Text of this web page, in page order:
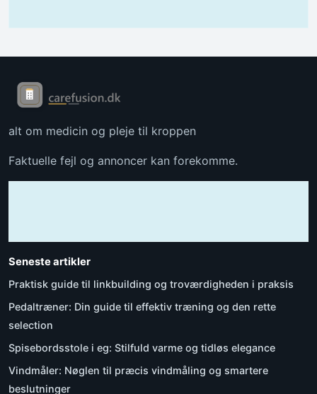
alt om medicin og pleje til kroppen
Faktuelle fejl og annoncer kan forekomme.
Seneste artikler
Praktisk guide til linkbuilding og troværdigheden i praksis
Pedaltræner: Din guide til effektiv træning og den rette
selection
Spisebordsstole i eg: Stilfuld varme og tidløs elegance
Vindmåler: Nøglen til præcis vindmåling og smartere
beslutninger